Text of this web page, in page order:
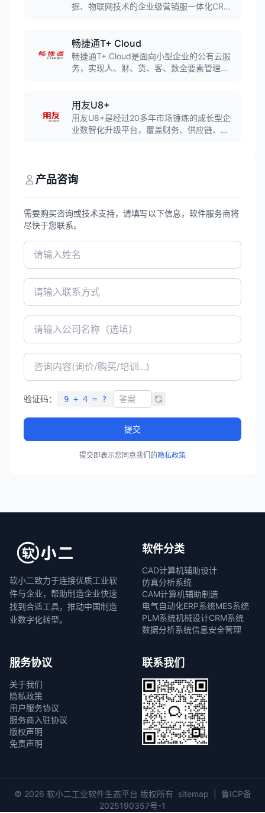
据、物联网技术的企业级营销服一体化CRM
导品牌。
畅捷通T+ Cloud
畅捷通T+ Cloud是面向小型企业的公有云服
务，实现人、财、货、客、数全要素管理，
泛的商业资源。
用友U8+
用友U8+是经过20多年市场锤炼的成长型企
业数智化升级平台，覆盖财务、供应链、生
产品咨询
需要购买咨询或技术支持，请填写以下信息，软件服务商将
尽快于您联系。
验证码： 9 + 4 = ?
提交
提交即表示您同意我们的隐私政策
软小二致力于连接优质工业软
件与企业，帮助制造企业快速
找到合适工具，推动中国制造
业数字化转型。
软件分类
CAD计算机辅助设计
仿真分析系统
CAM计算机辅助制造
电气自动化ERP系统MES系统
PLM系统机械设计CRM系统
数据分析系统信息安全管理
服务协议
关于我们
隐私政策
用户服务协议
服务商入驻协议
版权声明
免责声明
联系我们
© 2026 软小二工业软件生态平台 版权所有 sitemap
鲁ICP备
2025190357号-1